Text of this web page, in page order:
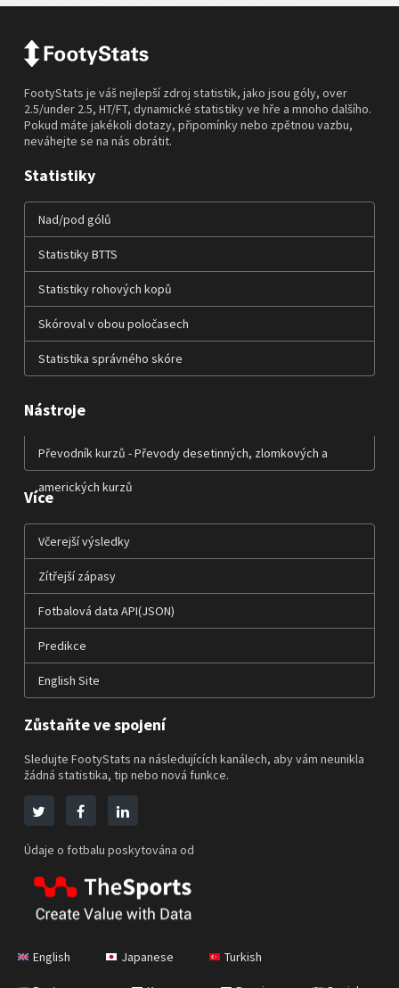
FootyStats je váš nejlepší zdroj statistik, jako jsou góly, over
2.5/under 2.5, HT/FT, dynamické statistiky ve hře a mnoho dalšího.
Pokud máte jakékoli dotazy, připomínky nebo zpětnou vazbu,
neváhejte se na nás obrátit.
Statistiky
Nad/pod gólů
Statistiky BTTS
Statistiky rohových kopů
Skóroval v obou poločasech
Statistika správného skóre
Nástroje
Převodník kurzů - Převody desetinných, zlomkových a
amerických kurzů
Více
Včerejší výsledky
Zítřejší zápasy
Fotbalová data API(JSON)
Predikce
English Site
Zůstaňte ve spojení
Sledujte FootyStats na následujících kanálech, aby vám neunikla
žádná statistika, tip nebo nová funkce.
Údaje o fotbalu poskytována od
English Japanese Turkish